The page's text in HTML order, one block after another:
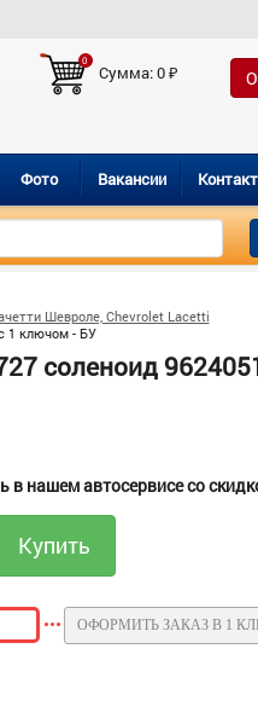
0
Сумма:0₽
Фото Вакансии
Шевроле, Chevrolet Lacetti
1 ключом - БУ
соленоид
в нашем автосервисе со
ОФОРМИТЬ ЗАКАЗ В 1